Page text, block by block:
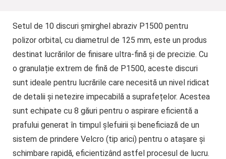
Setul de 10 discuri șmirghel abraziv P1500 pentru
polizor orbital, cu diametrul de 125 mm, este un produs
destinat lucrărilor de finisare ultra-fină și de precizie. Cu
o granulație extrem de fină de P1500, aceste discuri
sunt ideale pentru lucrările care necesită un nivel ridicat
de detalii și netezire impecabilă a suprafețelor. Acestea
sunt echipate cu 8 găuri pentru o aspirare eficientă a
prafului generat în timpul șlefuirii și beneficiază de un
sistem de prindere Velcro (tip arici) pentru o atașare și
schimbare rapidă, eficientizând astfel procesul de lucru.